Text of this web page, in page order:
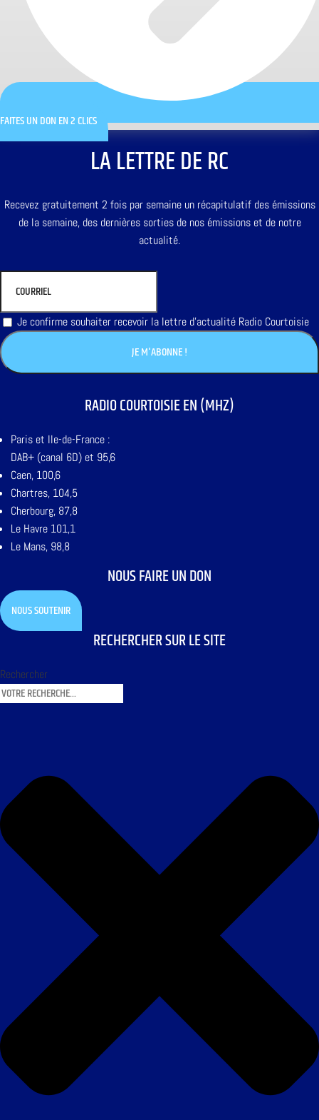
FAITES UN DON EN 2 CLICS
LA LETTRE DE RC
Recevez gratuitement 2 fois par semaine un récapitulatif des émissions
de la semaine, des dernières sorties de nos émissions et de notre
actualité.
Je confirme souhaiter recevoir la lettre d'actualité Radio Courtoisie
RADIO COURTOISIE EN (MHZ)
Paris et Ile-de-France :
DAB+ (canal 6D) et 95,6
Caen, 100,6
Chartres, 104,5
Cherbourg, 87,8
Le Havre 101,1
Le Mans, 98,8
NOUS FAIRE UN DON
NOUS SOUTENIR
RECHERCHER SUR LE SITE
Rechercher